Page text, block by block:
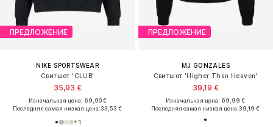
ПРЕДЛОЖЕНИЕ
NIKE SPORTSWEAR
Свитшот 'CLUB'
35,93 €
Изначальная цена: 69,90 €
Последняя самая низкая цена:33,53 €
+1
ПРЕДЛОЖЕНИЕ
MJ GONZALES
Свитшот 'Higher Than Heaven'
39,19 €
Изначальная цена: 69,99 €
Последняя самая низкая цена:39,19 €